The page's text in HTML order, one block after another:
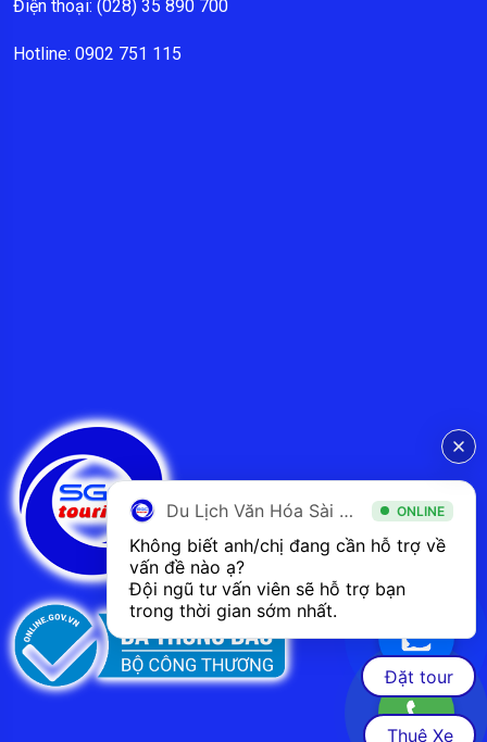
Điện thoại: (028) 35 890 700
Hotline: 0902 751 115
Du Lịch Văn Hóa Sài Gòn ONLINE
Không biết anh/chị đang cần hỗ trợ về
vấn đề nào ạ?
Đội ngũ tư vấn viên sẽ hỗ trợ bạn
trong thời gian sớm nhất.
Đặt tour
Thuê Xe